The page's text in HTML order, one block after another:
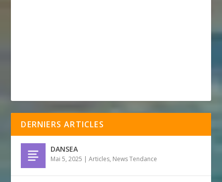
DERNIERS ARTICLES
DANSEA
Mai 5, 2025 |Articles, News Tendance